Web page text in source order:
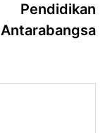
Pendidikan
Antarabangsa